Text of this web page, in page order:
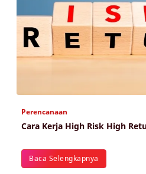
Perencanaan
Cara Kerja High Risk High
Baca Selengkapnya